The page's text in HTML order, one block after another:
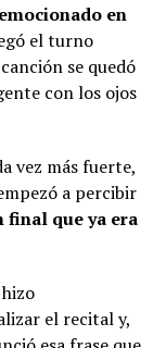
en
el turno
canción se quedó
con los ojos
vez más fuerte,
a percibir
final que ya era
el recital y,